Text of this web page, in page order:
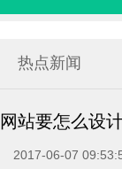
热点新闻
网站要怎么设
2017-06-07